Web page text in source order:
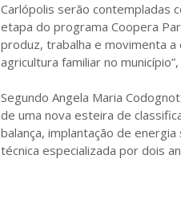
Carlópolis serão contempladas
etapa do programa Coopera
produz, trabalha e movimenta
agricultura familiar no município”,
Segundo Angela Maria
de uma nova esteira de
balança, implantação de
técnica especializada por dois